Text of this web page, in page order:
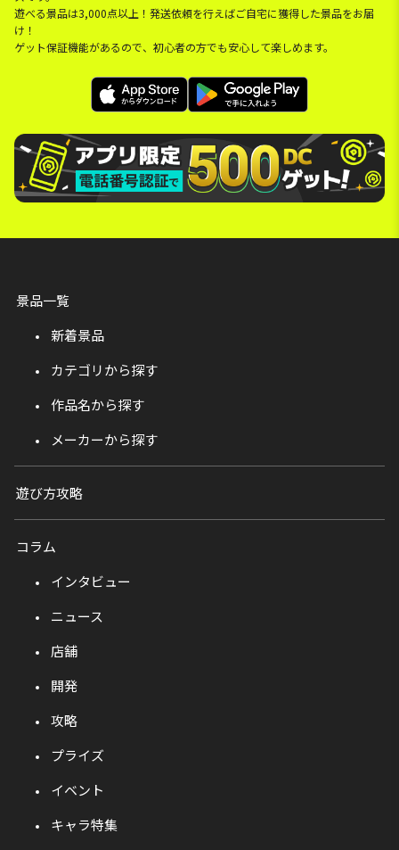
遊べる景品は3,000点以上！発送依頼を行えばご自宅に獲得した景品をお届
け！
ゲット保証機能があるので、初心者の方でも安心して楽しめます。
景品一覧
新着景品
カテゴリから探す
作品名から探す
メーカーから探す
遊び方攻略
コラム
インタビュー
ニュース
店舗
開発
攻略
プライズ
イベント
キャラ特集